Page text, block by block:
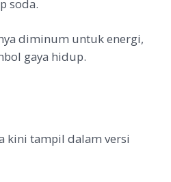
soda.
diminum untuk energi,
gaya hidup.
kini tampil dalam versi